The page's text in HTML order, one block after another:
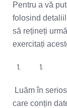
Pentru a vă
folosind
să rețineți
exercitați
Luăm în
care conțin